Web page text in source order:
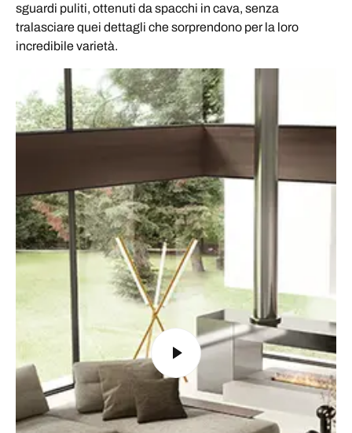
sguardi puliti, ottenuti da spacchi in cava, senza
tralasciare quei dettagli che sorprendono per la loro
incredibile varietà.